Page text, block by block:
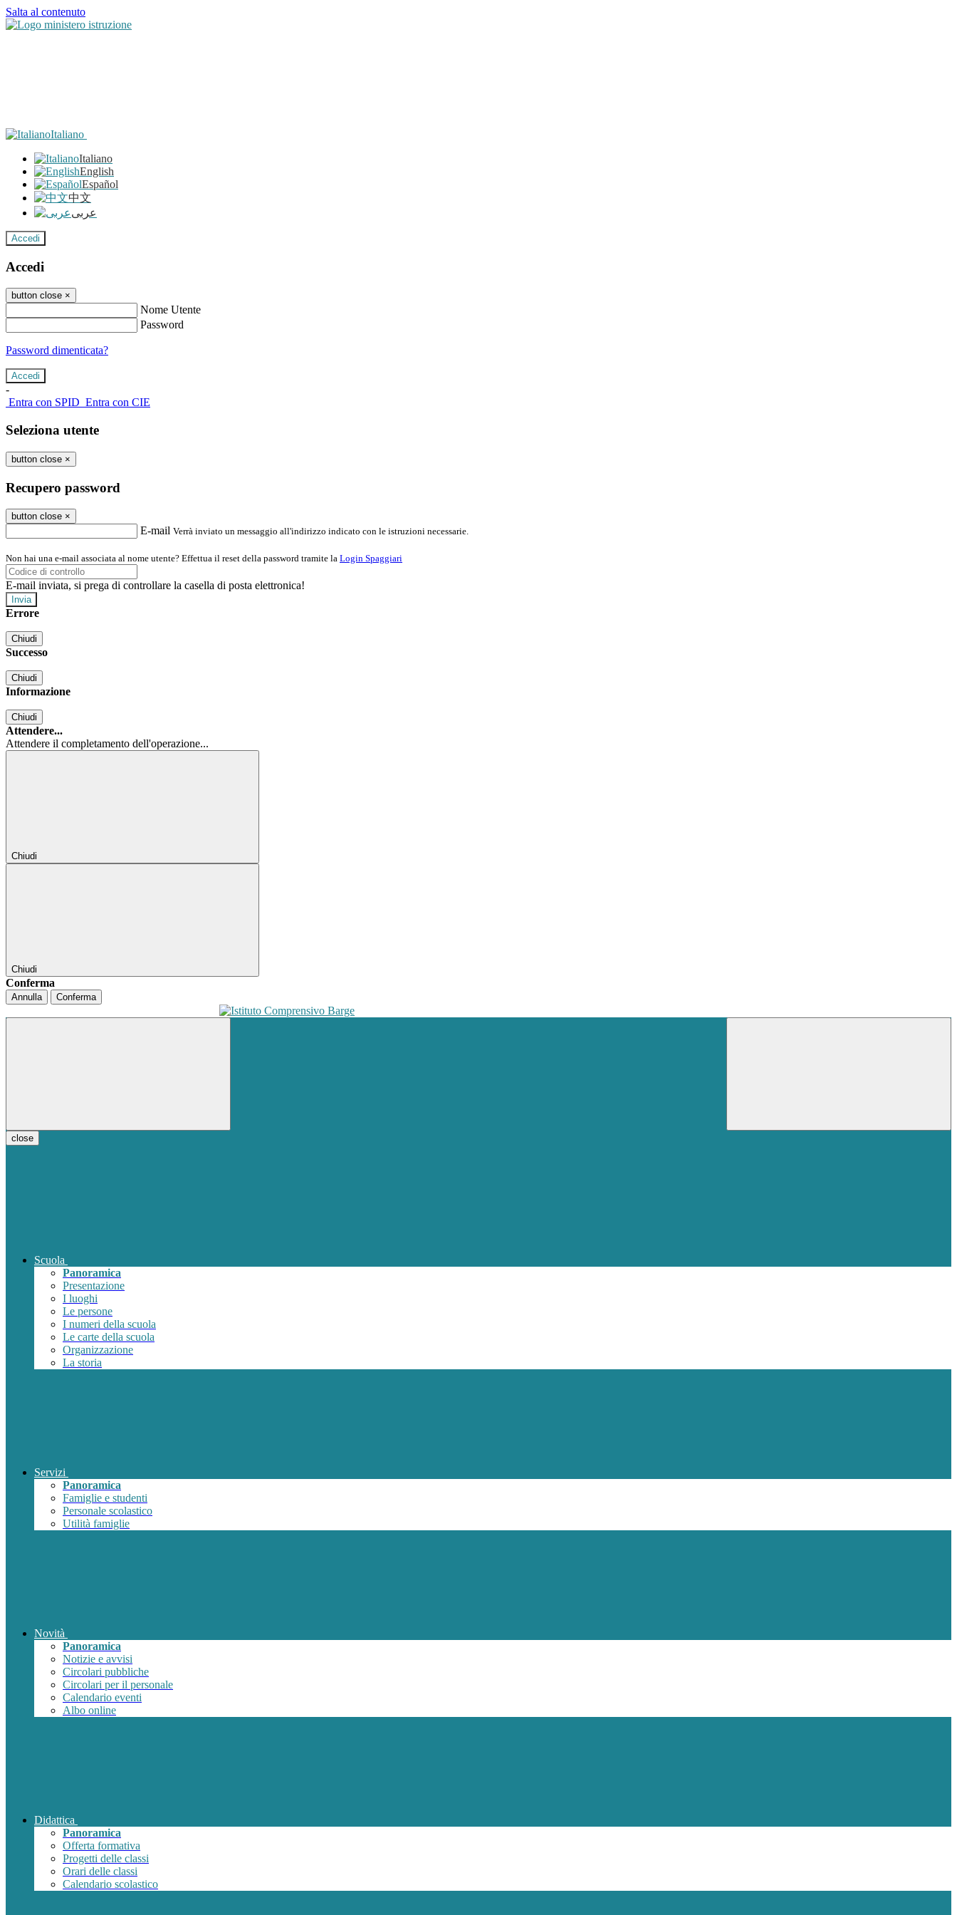
Salta al contenuto
Italiano
Italiano
English
Español
中文
عربى
Accedi
Accedi
button close ×
Nome Utente
Password
Password dimenticata?
-
Entra con SPID Entra con CIE
Seleziona utente
button close ×
Recupero password
button close ×
E-mail Verrà inviato un messaggio all'indirizzo indicato con le istruzioni necessarie.
Non hai una e-mail associata al nome utente? Effettua il reset della password tramite la Login Spaggiari
E-mail inviata, si prega di controllare la casella di posta elettronica!
Errore
Chiudi
Successo
Chiudi
Informazione
Chiudi
Attendere...
Attendere il completamento dell'operazione...
Chiudi
Chiudi
Conferma
Annulla Conferma
close
Scuola
Panoramica
Presentazione
I luoghi
Le persone
I numeri della scuola
Le carte della scuola
Organizzazione
La storia
Servizi
Panoramica
Famiglie e studenti
Personale scolastico
Utilità famiglie
Novità
Panoramica
Notizie e avvisi
Circolari pubbliche
Circolari per il personale
Calendario eventi
Albo online
Didattica
Panoramica
Offerta formativa
Progetti delle classi
Orari delle classi
Calendario scolastico